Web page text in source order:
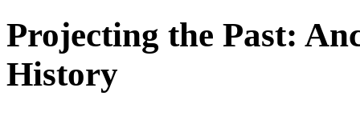
Projecting the Past:
History